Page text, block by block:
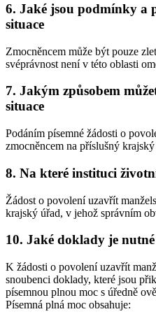
6. Jaké jsou podmínky a
situace
Zmocněncem může být pouze
svéprávnost není v této oblasti
7. Jakým způsobem
situace
Podáním písemné žádosti o
zmocněncem na příslušný
8. Na které instituci
Žádost o povolení uzavřít
krajský úřad, v jehož správním
10. Jaké doklady je nutné
K žádosti o povolení uzavřít
snoubenci doklady, které jsou
písemnou plnou moc s úředně
Písemná plná moc obsahuje: